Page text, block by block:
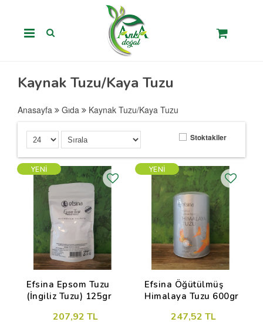
Kaynak Tuzu/Kaya Tuzu
Anasayfa Gıda Kaynak Tuzu/Kaya Tuzu
Stoktakiler
Efsina Epsom Tuzu
(İngiliz Tuzu) 125gr
207,92 TL
YENI
Efsina Öğütülmüş
Himalaya Tuzu 600gr
247,52 TL
YENI